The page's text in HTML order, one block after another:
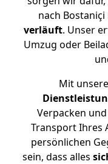
nach Bostaniçi
verläuft. Unser
Umzug oder
Mit
Verpacken
Transport Ihres
persönlichen
sein, dass alles